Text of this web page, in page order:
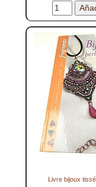
Livre bijoux